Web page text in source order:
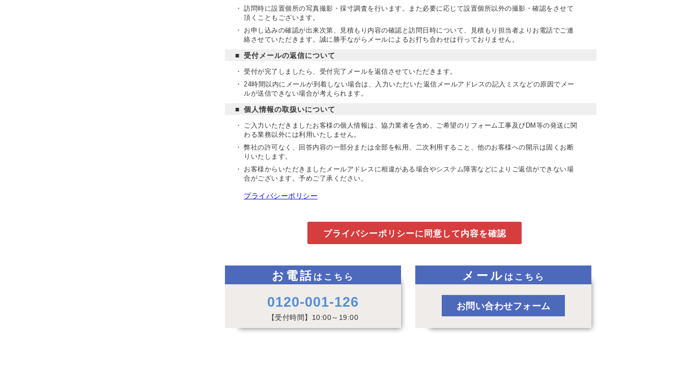
訪問時に設置個所の写真撮影・採寸調査を行います。また必要に応じて設置個所以外の撮影・確認をさせて
頂くこともございます。
お申し込みの確認が出来次第、見積もり内容の確認と訪問日時について、見積もり担当者よりお電話でご連
絡させていただきます。 誠に勝手ながらメールによるお打ち合わせは行っておりません。
受付メールの返信について
受付が完了しましたら、受付完了メールを返信させていただきます。
24時間以内にメールが到着しない場合は、入力いただいた返信メールアドレスの記入ミスなどの原因でメー
ルが送信できない場合が考えられます。
個人情報の取扱いについて
ご入力いただきましたお客様の個人情報は、協力業者を含め、ご希望のリフォーム工事及びDM等の発送に関
わる業務以外には利用いたしません。
弊社の許可なく、回答内容の一部分または全部を転用、二次利用すること、他のお客様への開示は固くお断
りいたします。
お客様からいただきましたメールアドレスに相違がある場合やシステム障害などによりご返信ができない場
合がございます。 予めご了承ください。
プライバシーポリシー
お電話 はこちら
0120-001-126
【受付時間】10:00～19:00
メール はこちら
お問い合わせフォーム